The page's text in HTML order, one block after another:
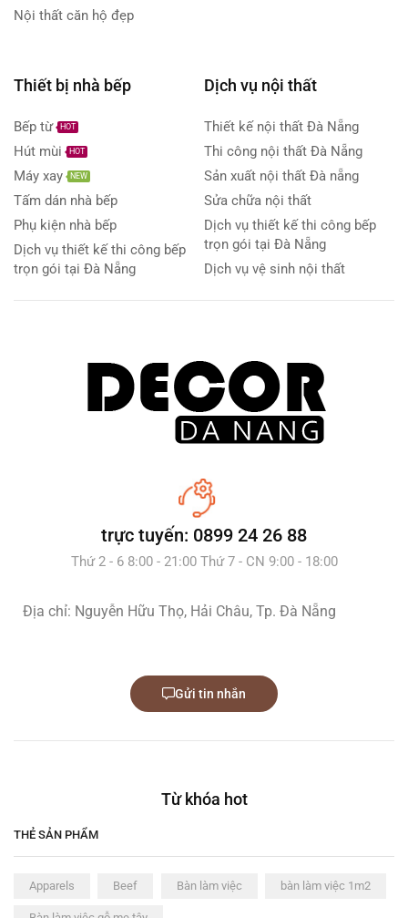
Nội thất căn hộ đẹp
Thiết bị nhà bếp
Bếp từ HOT
Hút mùi HOT
Máy xay NEW
Tấm dán nhà bếp
Phụ kiện nhà bếp
Dịch vụ thiết kế thi công bếp
trọn gói tại Đà Nẵng
Dịch vụ nội thất
Thiết kế nội thất Đà Nẵng
Thi công nội thất Đà Nẵng
Sản xuất nội thất Đà nẵng
Sửa chữa nội thất
Dịch vụ thiết kế thi công bếp
trọn gói tại Đà Nẵng
Dịch vụ vệ sinh nội thất
trực tuyến: 0899 24 26 88
Thứ 2 - 6 8:00 - 21:00 Thứ 7 - CN 9:00 - 18:00
Địa chỉ: Nguyễn Hữu Thọ, Hải Châu, Tp. Đà Nẵng
Gửi tin nhắn
Từ khóa hot
THẺ SẢN PHẨM
Apparels Beef Bàn làm việc bàn làm việc 1m2